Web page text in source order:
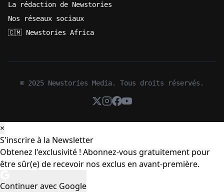
La rédaction de Newstories
Nos réseaux sociaux
🇨🇲 Newstories Africa
© 2025 Newstories Media. Tous droits réservés.
×
S'inscrire à la Newsletter
Obtenez l'exclusivité ! Abonnez-vous gratuitement pour
être sûr(e) de recevoir nos exclus en avant-première.
Continuer avec Google